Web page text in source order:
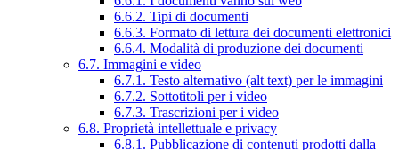
6.6.2. Tipi di documenti
6.6.3. Formato di lettura dei documenti elettronici
6.6.4. Modalità di produzione dei documenti
6.7. Immagini e video
6.7.1. Testo alternativo (alt text) per le immagini
6.7.2. Sottotitoli per i video
6.7.3. Trascrizioni per i video
6.8. Proprietà intellettuale e privacy
6.8.1. Pubblicazione di contenuti prodotti dalla